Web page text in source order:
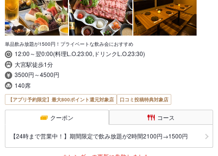
単品飲み放題が1500円！プライベートな飲み会におすすめ
12:00～翌0:00(料理L.O.23:00,ドリンクL.O.23:30)
大宮駅徒歩1分
3500円～4500円
140席
【アプリ予約限定】最大800ポイント還元対象店 口コミ投稿特典対象店
クーポン コース
【24時まで営業中！】期間限定で飲み放題が2時間2100円→1500円